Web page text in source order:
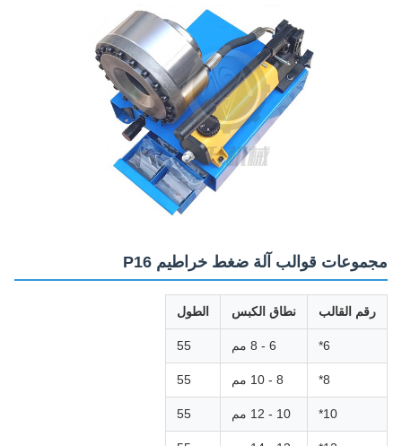
مجموعات قوالب آلة ضغط خراطيم P16
رقم القالب نطاق الكبس الطول
6* 6 - 8 مم 55
8* 8 - 10 مم 55
10* 10 - 12 مم 55